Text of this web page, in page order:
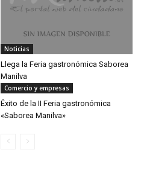
Noticias
Llega la Feria gastronómica Saborea
Manilva
Comercio y empresas
Éxito de la II Feria gastronómica
«Saborea Manilva»